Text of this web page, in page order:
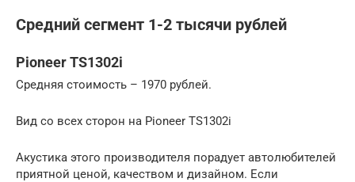
Средний сегмент 1-2 тысячи рублей
Pioneer TS1302i
Средняя стоимость – 1970 рублей.
Вид со всех сторон на Pioneer TS1302i
Акустика этого производителя порадует автолюбителей
приятной ценой, качеством и дизайном. Если